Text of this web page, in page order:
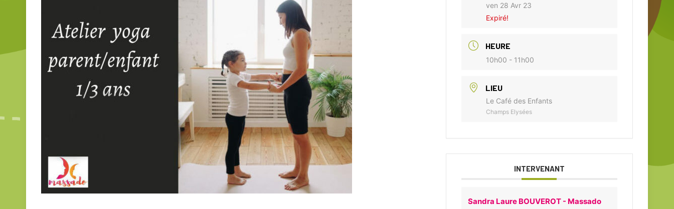
ven 28 Avr 23
Expiré!
HEURE
10h00 - 11h00
LIEU
Le Café des Enfants
Champs Elysées
INTERVENANT
Sandra Laure BOUVEROT - Massado